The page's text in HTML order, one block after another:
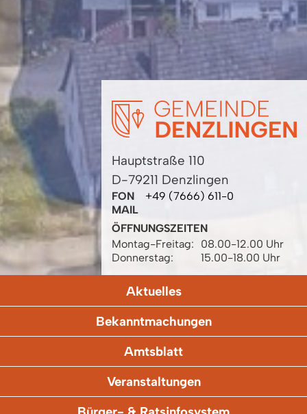
Hauptstraße 110
D-79211 Denzlingen
FON
+49 (7666) 611-0
MAIL
ÖFFNUNGSZEITEN
Montag-Freitag:
08.00-12.00 Uhr
Donnerstag:
15.00-18.00 Uhr
Aktuelles
Bekanntmachungen
Amtsblatt
Veranstaltungen